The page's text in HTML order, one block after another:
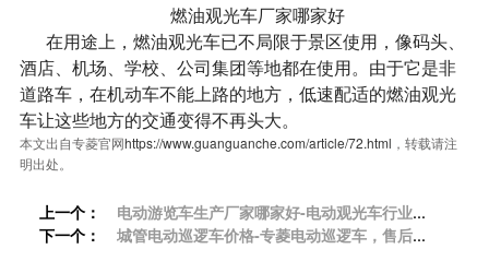
燃油观光车厂家哪家好
在用途上，燃油观光车已不局限于景区使用，像码头、
酒店、机场、学校、公司集团等地都在使用。由于它是非
道路车，在机动车不能上路的地方，低速配适的燃油观光
车让这些地方的交通变得不再头大。
本文出自专菱官网https://www.guanguanche.com/article/72.html ，转载请注
明出处。
上一个：
电动游览车生产厂家哪家好-电动观光车行业发
展「专菱」
下一个：
城管电动巡逻车价格-专菱电动巡逻车，售后一